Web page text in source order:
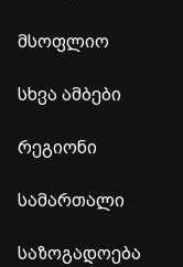
მსოფლიო
სხვა ამბები
რეგიონი
სამართალი
საზოგადოება